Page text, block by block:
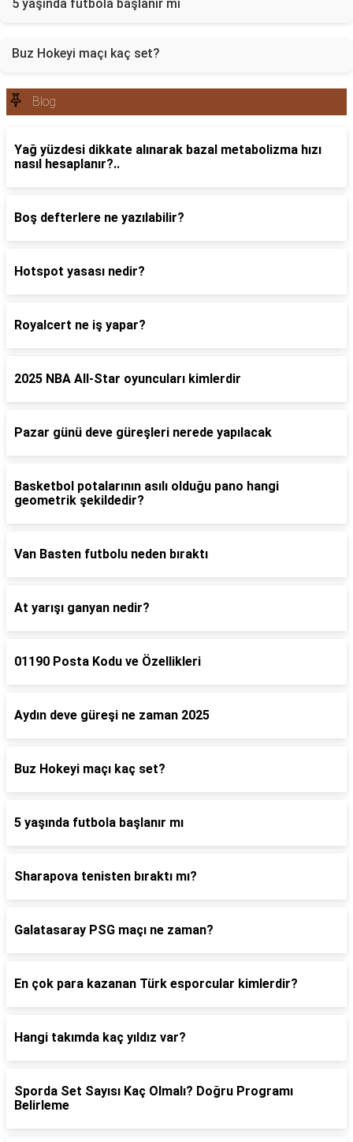
5 yaşında futbola başlanır mı
Buz Hokeyi maçı kaç set?
Blog
Yağ yüzdesi dikkate alınarak bazal metabolizma hızı
nasıl hesaplanır?..
Boş defterlere ne yazılabilir?
Hotspot yasası nedir?
Royalcert ne iş yapar?
2025 NBA All-Star oyuncuları kimlerdir
Pazar günü deve güreşleri nerede yapılacak
Basketbol potalarının asılı olduğu pano hangi
geometrik şekildedir?
Van Basten futbolu neden bıraktı
At yarışı ganyan nedir?
01190 Posta Kodu ve Özellikleri
Aydın deve güreşi ne zaman 2025
Buz Hokeyi maçı kaç set?
5 yaşında futbola başlanır mı
Sharapova tenisten bıraktı mı?
Galatasaray PSG maçı ne zaman?
En çok para kazanan Türk esporcular kimlerdir?
Hangi takımda kaç yıldız var?
Sporda Set Sayısı Kaç Olmalı? Doğru Programı
Belirleme